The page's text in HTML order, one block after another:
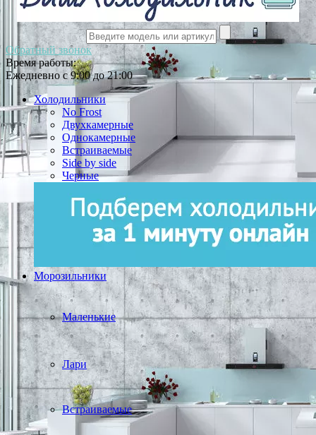
Обратный звонок
Время работы:
Ежедневно с 9:00 до 21:00
Холодильники
No Frost
Двухкамерные
Однокамерные
Встраиваемые
Side by side
Черные
Морозильники
Маленькие
Лари
Встраиваемые